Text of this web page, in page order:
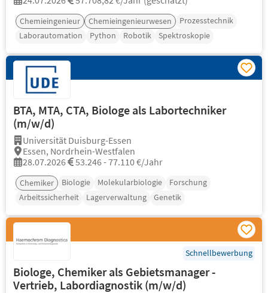
Chemieingenieur Chemieingenieurwesen
Prozesstechnik
Laborautomation
Python Robotik Spektroskopie
BTA, MTA, CTA, Biologe als Labortechniker
(m/w/d)
Universität Duisburg-Essen
Essen, Nordrhein-Westfalen
28.07.2026
53.246 - 77.110 €/Jahr
Chemiker Biologie Molekularbiologie
Forschung
Arbeitssicherheit
Lagerverwaltung Genetik
Schnellbewerbung
Biologe, Chemiker als Gebietsmanager -
Vertrieb, Labordiagnostik (m/w/d)